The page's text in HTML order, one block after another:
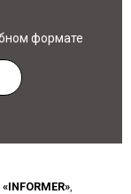
формате
«INFORMER»,